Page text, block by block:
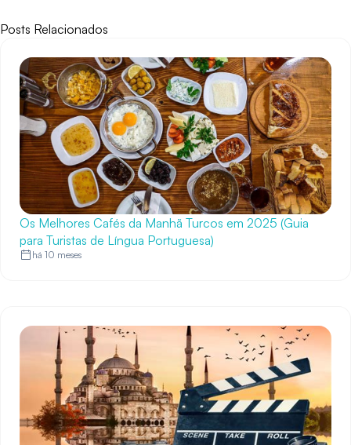
Posts Relacionados
Os Melhores Cafés da Manhã Turcos em 2025 (Guia
para Turistas de Língua Portuguesa)
há 10 meses